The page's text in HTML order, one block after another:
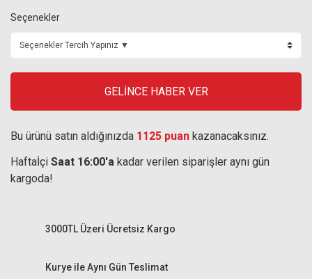
Seçenekler
GELİNCE HABER VER
Bu ürünü satın aldığınızda 1125 puan kazanacaksınız.
Haftaİçi Saat 16:00'a kadar verilen siparişler aynı gün
kargoda!
Kurye ile Aynı Gün Teslimat
3000TL Üzeri Ücretsiz Kargo